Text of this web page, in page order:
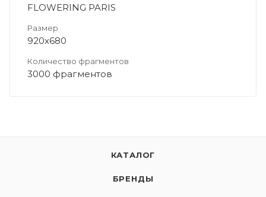
FLOWERING PARIS
Размер
920х680
Количество фрагментов
3000 фрагментов
КАТАЛОГ
БРЕНДЫ